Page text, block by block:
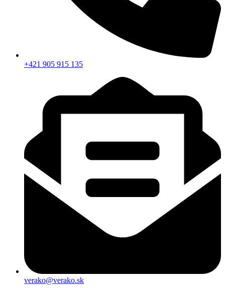
+421 905 915 135
verako@verako.sk